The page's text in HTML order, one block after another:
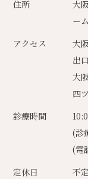
住所
大
ー
アクセス
大
出
大
四
診療時間
(診
(電
定休日
不